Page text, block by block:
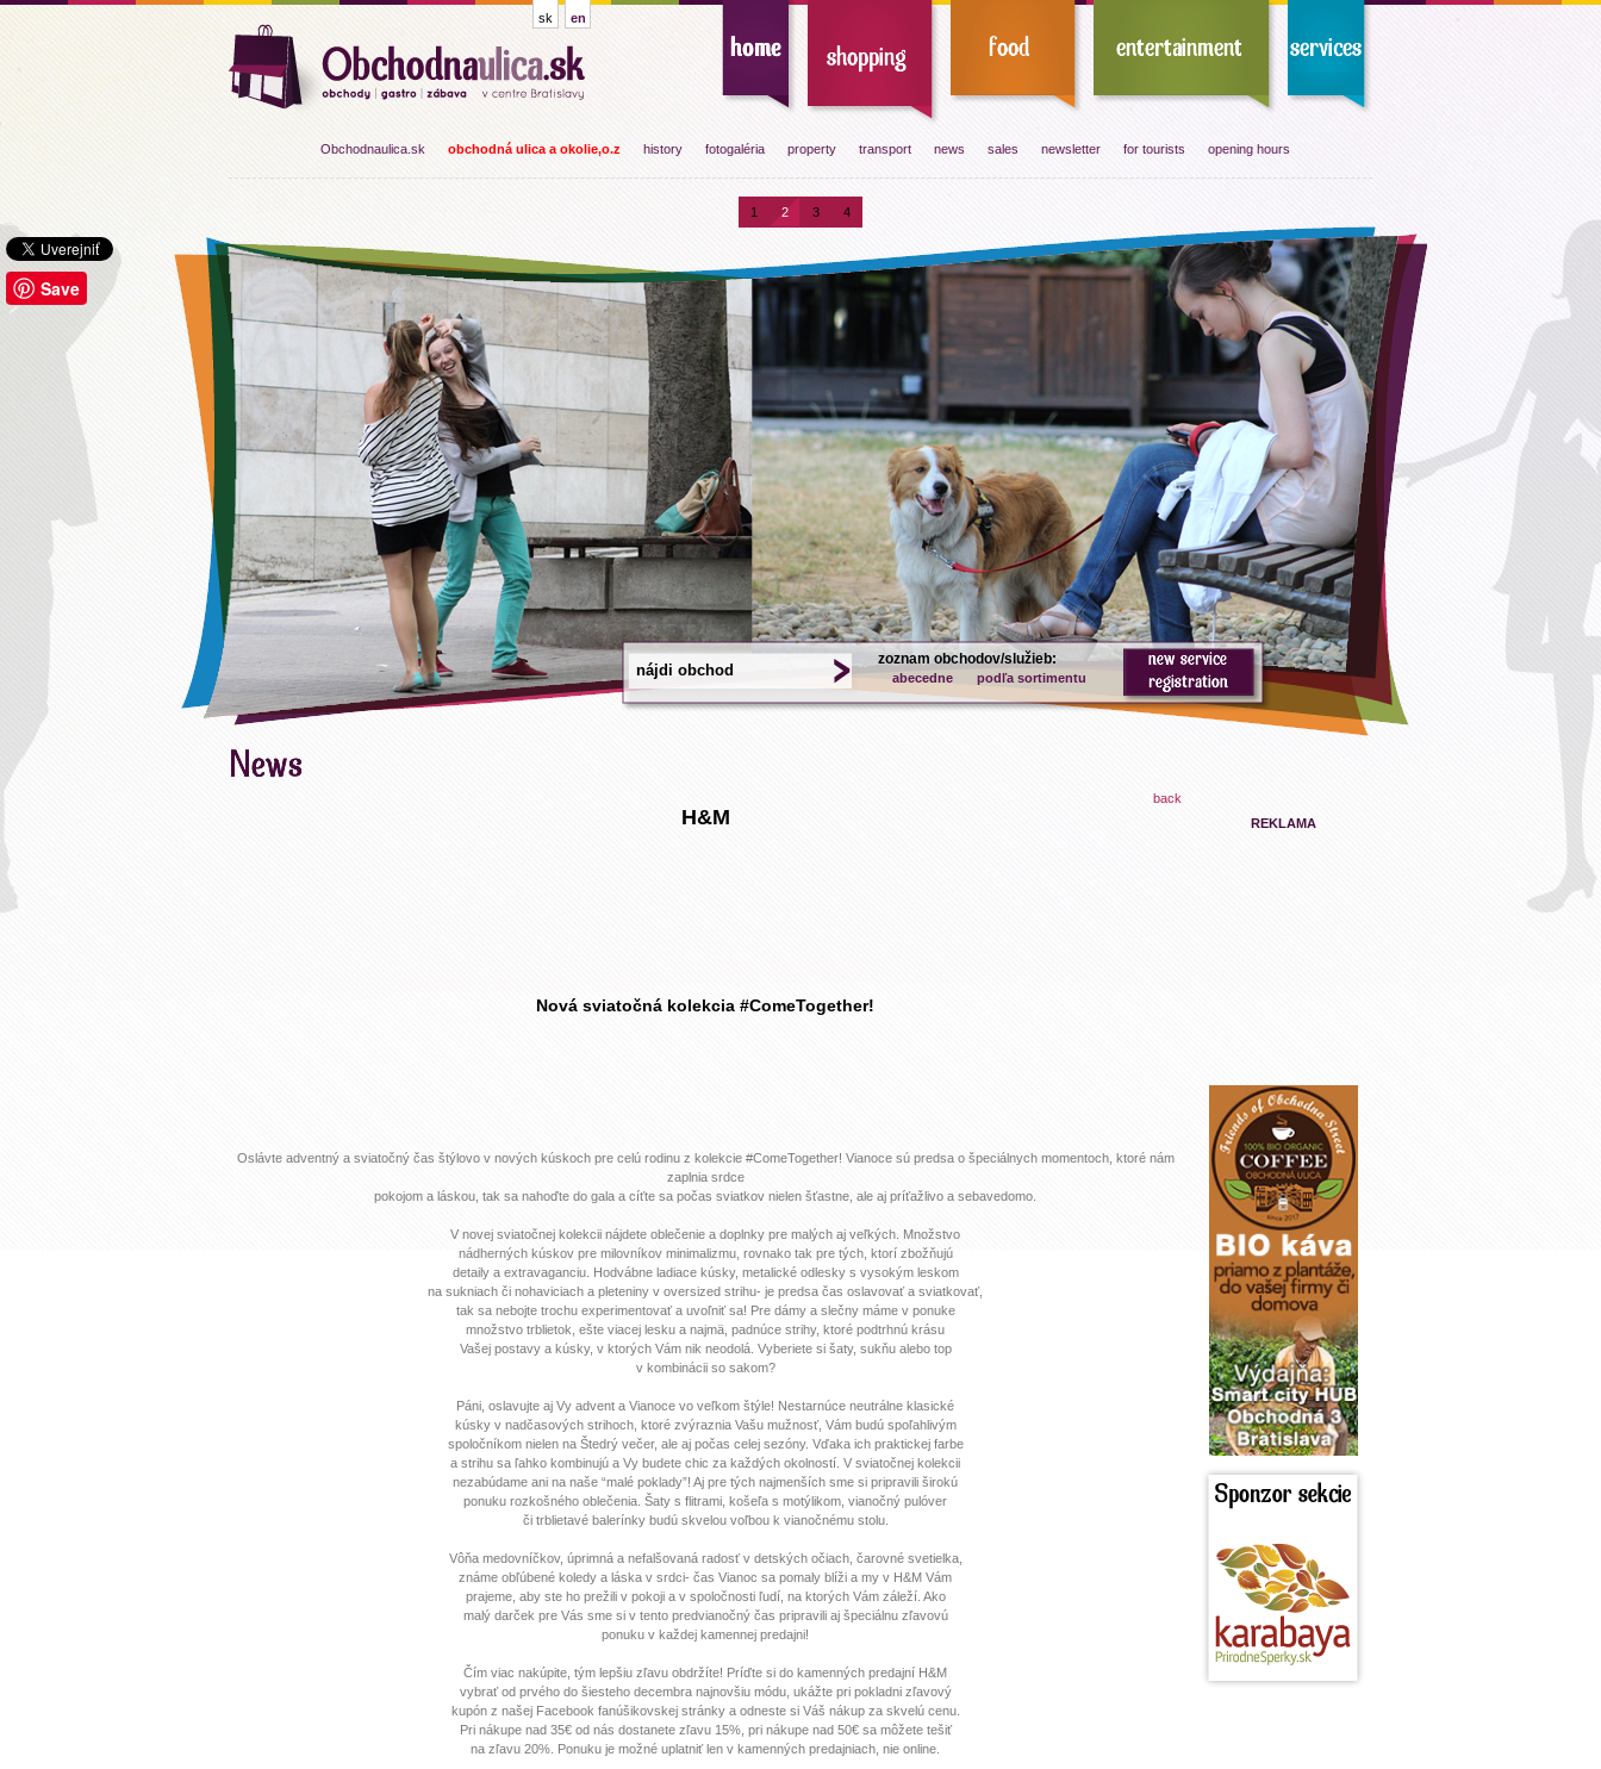
Save
sk en
Obchodnaulica.sk obchodná ulica a okolie,o.z history fotogaléria property transport news sales newsletter for tourists opening hours
1 2 3 4
zoznam obchodov/služieb:
abecedne podľa sortimentu
back
H&M
Nová sviatočná kolekcia #ComeTogether!
Oslávte adventný a sviatočný čas štýlovo v nových kúskoch pre celú rodinu z kolekcie #ComeTogether! Vianoce sú predsa o špeciálnych momentoch, ktoré nám
zaplnia srdce
pokojom a láskou, tak sa nahoďte do gala a cíťte sa počas sviatkov nielen šťastne, ale aj príťažlivo a sebavedomo.
V novej sviatočnej kolekcii nájdete oblečenie a doplnky pre malých aj veľkých. Množstvo
nádherných kúskov pre milovníkov minimalizmu, rovnako tak pre tých, ktorí zbožňujú
detaily a extravaganciu. Hodvábne ladiace kúsky, metalické odlesky s vysokým leskom
na sukniach či nohaviciach a pleteniny v oversized strihu- je predsa čas oslavovať a sviatkovať,
tak sa nebojte trochu experimentovať a uvoľniť sa! Pre dámy a slečny máme v ponuke
množstvo trblietok, ešte viacej lesku a najmä, padnúce strihy, ktoré podtrhnú krásu
Vašej postavy a kúsky, v ktorých Vám nik neodolá. Vyberiete si šaty, sukňu alebo top
v kombinácii so sakom?
Páni, oslavujte aj Vy advent a Vianoce vo veľkom štýle! Nestarnúce neutrálne klasické
kúsky v nadčasových strihoch, ktoré zvýraznia Vašu mužnosť, Vám budú spoľahlivým
spoločníkom nielen na Štedrý večer, ale aj počas celej sezóny. Vďaka ich praktickej farbe
a strihu sa ľahko kombinujú a Vy budete chic za každých okolností. V sviatočnej kolekcii
nezabúdame ani na naše “malé poklady”! Aj pre tých najmenších sme si pripravili širokú
ponuku rozkošného oblečenia. Šaty s flitrami, košeľa s motýlikom, vianočný pulóver
či trblietavé balerínky budú skvelou voľbou k vianočnému stolu.
Vôňa medovníčkov, úprimná a nefalšovaná radosť v detských očiach, čarovné svetielka,
známe obľúbené koledy a láska v srdci- čas Vianoc sa pomaly blíži a my v H&M Vám
prajeme, aby ste ho prežili v pokoji a v spoločnosti ľudí, na ktorých Vám záleží. Ako
malý darček pre Vás sme si v tento predvianočný čas pripravili aj špeciálnu zľavovú
ponuku v každej kamennej predajni!
Čím viac nakúpite, tým lepšiu zľavu obdržíte! Príďte si do kamenných predajní H&M
vybrať od prvého do šiesteho decembra najnovšiu módu, ukážte pri pokladni zľavový
kupón z našej Facebook fanúšikovskej stránky a odneste si Váš nákup za skvelú cenu.
Pri nákupe nad 35€ od nás dostanete zľavu 15%, pri nákupe nad 50€ sa môžete tešiť
na zľavu 20%. Ponuku je možné uplatniť len v kamenných predajniach, nie online.
REKLAMA